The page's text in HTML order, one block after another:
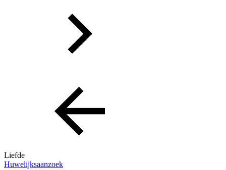
Liefde
Huwelijksaanzoek